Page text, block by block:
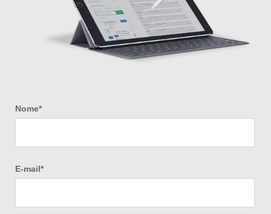
Nome*
E-mail*